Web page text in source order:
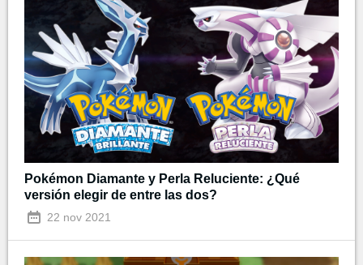
Pokémon Diamante y Perla Reluciente: ¿Qué
versión elegir de entre las dos?
22 nov 2021